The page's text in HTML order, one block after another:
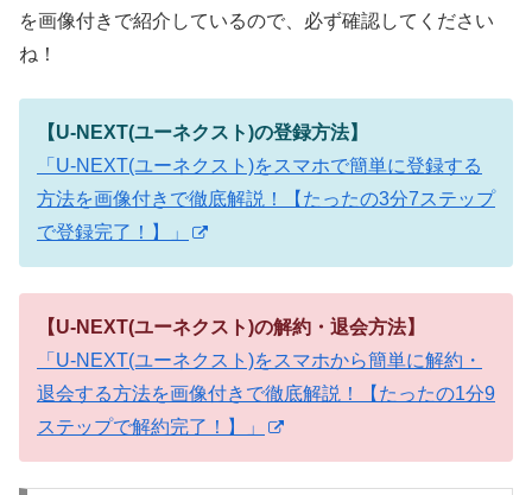
を画像付きで紹介しているので、必ず確認してください
ね！
【U-NEXT(ユーネクスト)の登録方法】
「U-NEXT(ユーネクスト)をスマホで簡単に登録する
方法を画像付きで徹底解説！【たったの3分7ステップ
で登録完了！】」
【U-NEXT(ユーネクスト)の解約・退会方法】
「U-NEXT(ユーネクスト)をスマホから簡単に解約・
退会する方法を画像付きで徹底解説！【たったの1分9
ステップで解約完了！】」